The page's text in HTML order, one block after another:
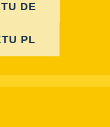
DE
PL